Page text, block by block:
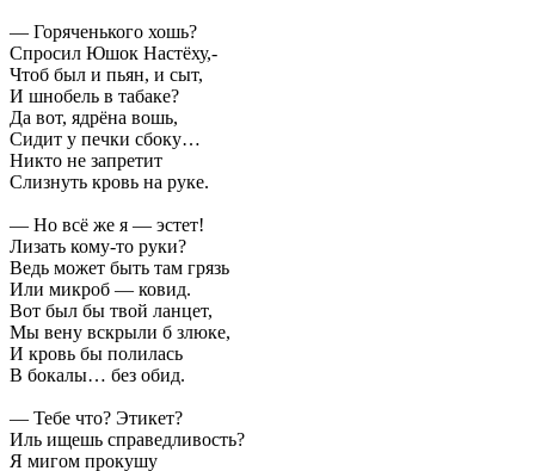
— Горяченького хошь?
Спросил Юшок Настёху,-
Чтоб был и пьян, и сыт,
И шнобель в табаке?
Да вот, ядрёна вошь,
Сидит у печки сбоку…
Никто не запретит
Слизнуть кровь на руке.
— Но всё же я — эстет!
Лизать кому-то руки?
Ведь может быть там грязь
Или микроб — ковид.
Вот был бы твой ланцет,
Мы вену вскрыли б злюке,
И кровь бы полилась
В бокалы… без обид.
— Тебе что? Этикет?
Иль ищешь справедливость?
Я мигом прокушу